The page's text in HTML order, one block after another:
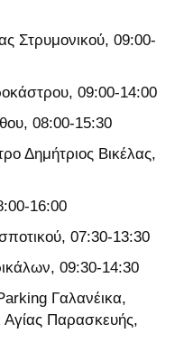
Στρυμονικού, 09:00-
09:00-14:00
08:00-15:30
Δημήτριος Βικέλας,
16:00
07:30-13:30
09:30-14:30
Γαλανέικα,
Παρασκευής,